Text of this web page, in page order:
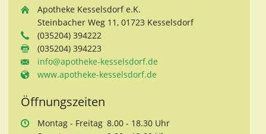
Apotheke Kesselsdorf e.K.
Steinbacher Weg 11, 01723 Kesselsdorf
(035204) 394222
(035204) 394223
info@apotheke-kesselsdorf.de
www.apotheke-kesselsdorf.de
Öffnungszeiten
Montag - Freitag 8.00 - 18.30 Uhr